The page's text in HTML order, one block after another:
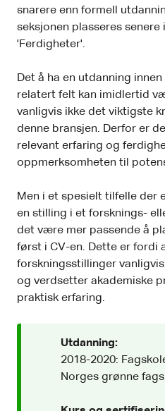
snarere enn formell
seksjonen plasseres
'Ferdigheter'.
Det å ha en utdanning
relatert felt kan imidlertid
vanligvis ikke det viktigste
denne bransjen. Derfor er
relevant erfaring og
oppmerksomheten til
Men i et spesielt tilfelle der
en stilling i et forsknings-
det være mer passende å
først i CV-en. Dette er fordi
forskningsstillinger
og verdsetter akademiske
praktisk erfaring.
Utdanning:
2018-2020:
Norges grønne